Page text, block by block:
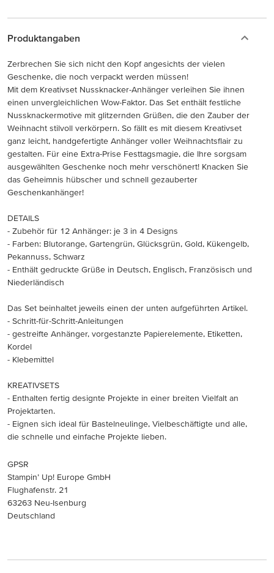
Produktangaben
Zerbrechen Sie sich nicht den Kopf angesichts der vielen
Geschenke, die noch verpackt werden müssen!
Mit dem Kreativset Nussknacker-Anhänger verleihen Sie ihnen
einen unvergleichlichen Wow-Faktor. Das Set enthält festliche
Nussknackermotive mit glitzernden Grüßen, die den Zauber der
Weihnacht stilvoll verkörpern. So fällt es mit diesem Kreativset
ganz leicht, handgefertigte Anhänger voller Weihnachtsflair zu
gestalten. Für eine Extra-Prise Festtagsmagie, die Ihre sorgsam
ausgewählten Geschenke noch mehr verschönert! Knacken Sie
das Geheimnis hübscher und schnell gezauberter
Geschenkanhänger!
DETAILS
- Zubehör für 12 Anhänger: je 3 in 4 Designs
- Farben: Blutorange, Gartengrün, Glücksgrün, Gold, Kükengelb,
Pekannuss, Schwarz
- Enthält gedruckte Grüße in Deutsch, Englisch, Französisch und
Niederländisch
Das Set beinhaltet jeweils einen der unten aufgeführten Artikel.
- Schritt-für-Schritt-Anleitungen
- gestreifte Anhänger, vorgestanzte Papierelemente, Etiketten,
Kordel
- Klebemittel
KREATIVSETS
- Enthalten fertig designte Projekte in einer breiten Vielfalt an
Projektarten.
- Eignen sich ideal für Bastelneulinge, Vielbeschäftigte und alle,
die schnelle und einfache Projekte lieben.
GPSR
Stampin’ Up! Europe GmbH
Flughafenstr. 21
63263 Neu-Isenburg
Deutschland